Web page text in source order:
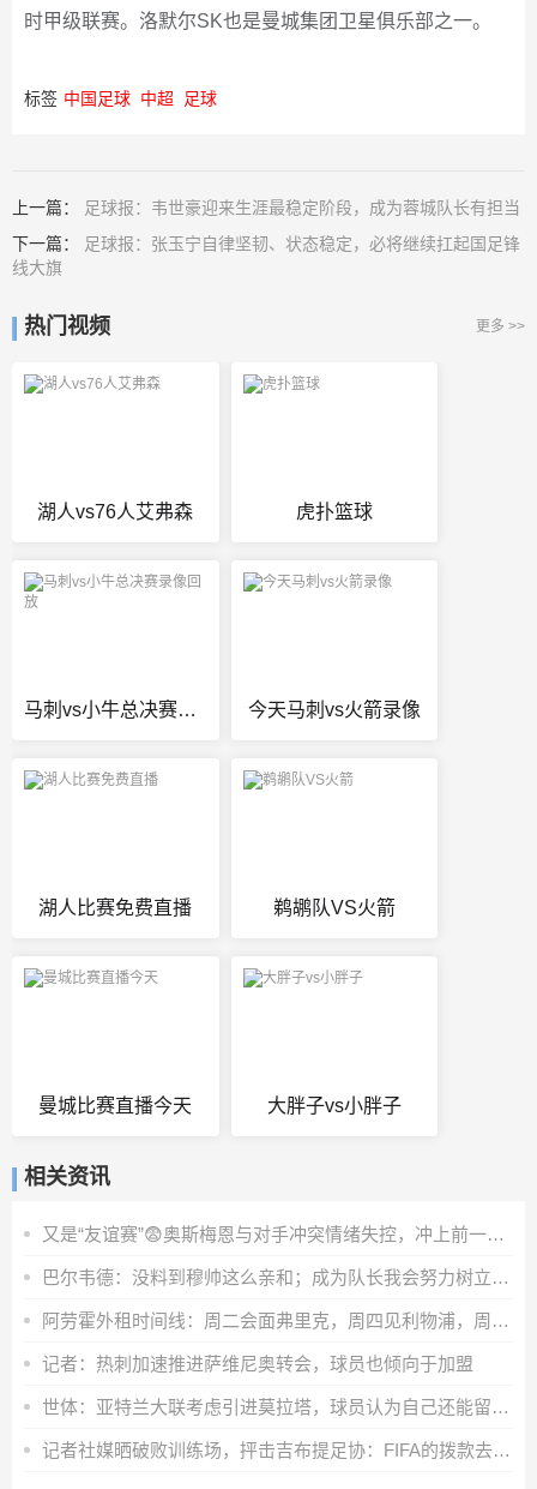
时甲级联赛。洛默尔SK也是曼城集团卫星俱乐部之一。
标签 中国足球 中超 足球
上一篇：
足球报：韦世豪迎来生涯最稳定阶段，成为蓉城队长有担当
下一篇：
足球报：张玉宁自律坚韧、状态稳定，必将继续扛起国足锋
线大旗
热门视频 更多 >>
湖人vs76人艾弗森 虎扑篮球
马刺vs小牛总决赛录像回放 今天马刺vs火箭录像
湖人比赛免费直播 鹈鹕队VS火箭
曼城比赛直播今天 大胖子vs小胖子
相关资讯
又是“友谊赛”😨奥斯梅恩与对手冲突情绪失控，冲上前一把推翻
巴尔韦德：没料到穆帅这么亲和；成为队长我会努力树立正向表率
阿劳霍外租时间线：周二会面弗里克，周四见利物浦，周五晚间敲定
记者：热刺加速推进萨维尼奥转会，球员也倾向于加盟
世体：亚特兰大联考虑引进莫拉塔，球员认为自己还能留在顶级联赛
记者社媒晒破败训练场，抨击吉布提足协：FIFA的拨款去哪里了？